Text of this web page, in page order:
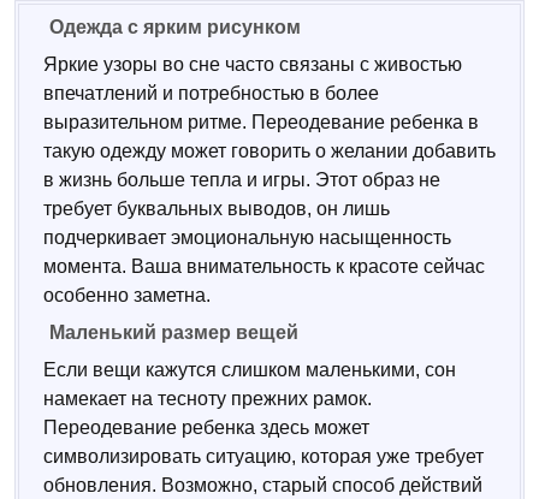
Одежда с ярким рисунком
Яркие узоры во сне часто связаны с живостью
впечатлений и потребностью в более
выразительном ритме. Переодевание ребенка в
такую одежду может говорить о желании добавить
в жизнь больше тепла и игры. Этот образ не
требует буквальных выводов, он лишь
подчеркивает эмоциональную насыщенность
момента. Ваша внимательность к красоте сейчас
особенно заметна.
Маленький размер вещей
Если вещи кажутся слишком маленькими, сон
намекает на тесноту прежних рамок.
Переодевание ребенка здесь может
символизировать ситуацию, которая уже требует
обновления. Возможно, старый способ действий